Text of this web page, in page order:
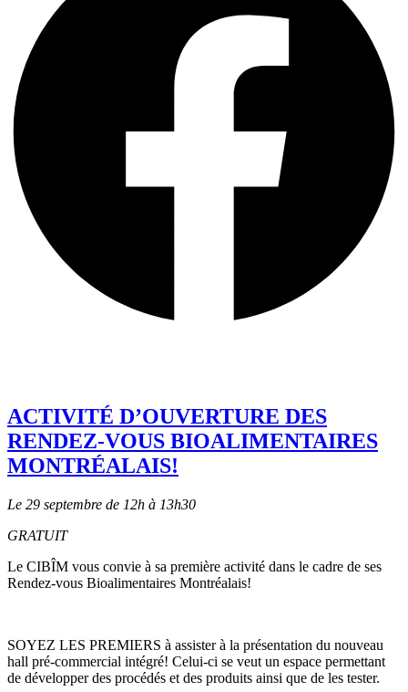
ACTIVITÉ D’OUVERTURE DES
RENDEZ-VOUS BIOALIMENTAIRES
MONTRÉALAIS!
Le 29 septembre de 12h à 13h30
GRATUIT
Le CIBÎM vous convie à sa première activité dans le cadre de ses
Rendez-vous Bioalimentaires Montréalais!
SOYEZ LES PREMIERS à assister à la présentation du nouveau
hall pré-commercial intégré! Celui-ci se veut un espace permettant
de développer des procédés et des produits ainsi que de les tester.